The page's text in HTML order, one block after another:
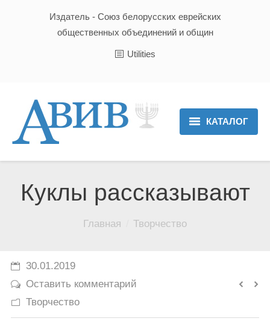
Издатель - Союз белорусских еврейских
общественных объединений и общин
Utilities
КАТАЛОГ
История
Юмор
Куклы рассказывают
Главная Творчество
30.01.2019
Оставить комментарий
Творчество